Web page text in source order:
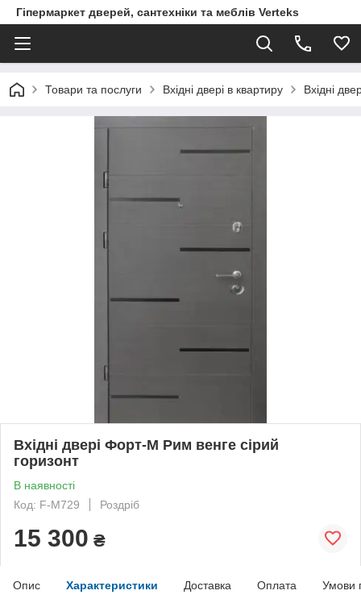
Гіпермаркет дверей, сантехніки та меблів Verteks
Товари та послуги Вхідні двері в квартиру Вхідні
Вхідні двері Форт-М Рим венге сірий
горизонт
В наявності
Код: F-M729
Роздріб
15 300 ₴
Опис Характеристики Доставка Оплата Умови